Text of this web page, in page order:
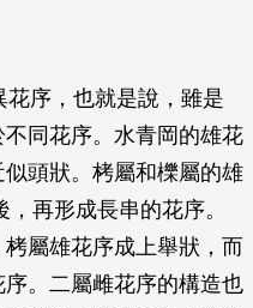
序，也就是說，雖是
同花序。水青岡的雄花
頭狀。栲屬和櫟屬的雄
再形成長串的花序。
屬雄花序成上舉狀，而
。二屬雌花序的構造也